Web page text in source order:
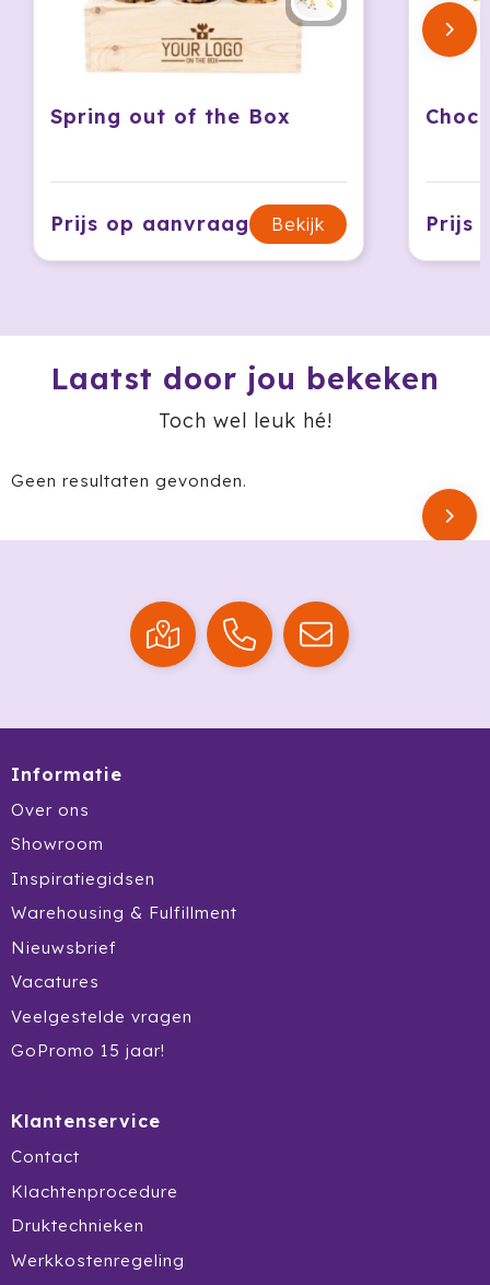
Mentos
Mepal
Moleskine
Muse
Oma's Brievenbustaart
Orrefors
Pringles
Prixton
Rackpack
Rebottled
Rituals
Roly
Røquet
Sagaform
Samsonite
Spring out of the Box
Prijs op aanvraag Bekijk Prijs
Laatst door jou bekeken
Toch wel leuk hé!
Geen resultaten gevonden.
Informatie
Over ons
Showroom
Inspiratiegidsen
Warehousing & Fulfillment
Nieuwsbrief
Vacatures
Veelgestelde vragen
GoPromo 15 jaar!
Klantenservice
Contact
Klachtenprocedure
Druktechnieken
Werkkostenregeling